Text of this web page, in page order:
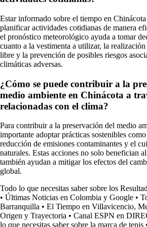
Estar informado sobre el tiempo en
planificar actividades cotidianas de manera
el pronóstico meteorológico ayuda a tomar
cuanto a la vestimenta a utilizar, la
libre y la prevención de posibles riesgos
climáticas adversas.
¿Cómo se puede contribuir a la
medio ambiente en Chinácota a
relacionadas con el clima?
Para contribuir a la preservación del medio
importante adoptar prácticas sostenibles
reducción de emisiones contaminantes y el
naturales. Estas acciones no solo benefician
también ayudan a mitigar los efectos del
global.
Todo lo que necesitas saber sobre los
• Últimas Noticias en Colombia y Google •
Barranquilla • El Tiempo en Villavicencio,
Origen y Trayectoria • Canal ESPN en
lo que necesitas saber sobre la marca de tenis